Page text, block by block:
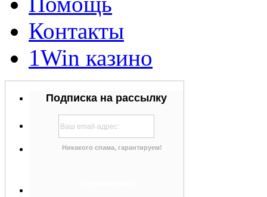
Контакты
1Win казино
Подписка на рассылку
Никакого спама, гарантируем!